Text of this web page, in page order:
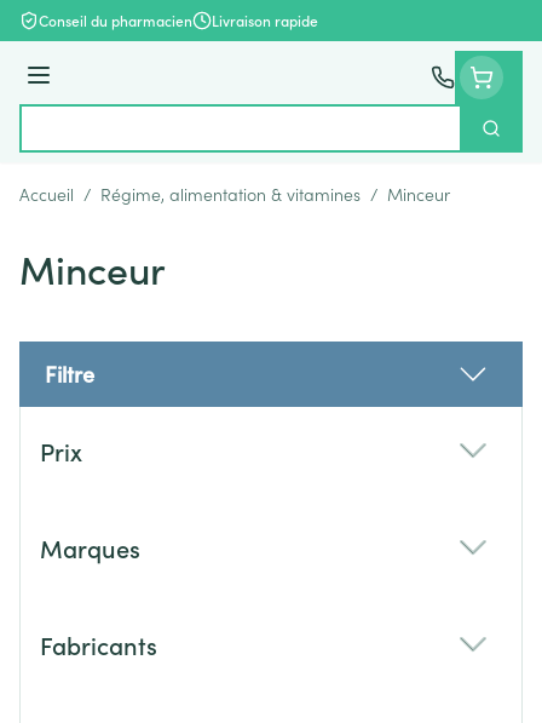
Aller au contenu
Conseil du pharmacien Livraison rapide
Menu
Accueil / Régime, alimentation & vitamines / Minceur
Minceur
Filtre
Prix
Marques
Fabricants